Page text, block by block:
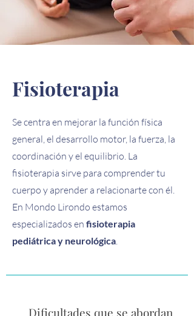
Fisioterapia
Se centra en mejorar la función física
general, el desarrollo motor, la fuerza, la
coordinación y el equilibrio. La
fisioterapia sirve para comprender tu
cuerpo y aprender a relacionarte con él.
En Mondo Lirondo estamos
especializados en fisioterapia
pediátrica y neurológica
Dificultades que se abordan